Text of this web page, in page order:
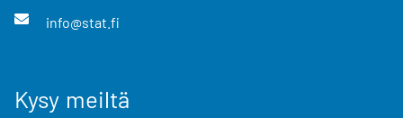
info@stat.fi
Kysy meiltä